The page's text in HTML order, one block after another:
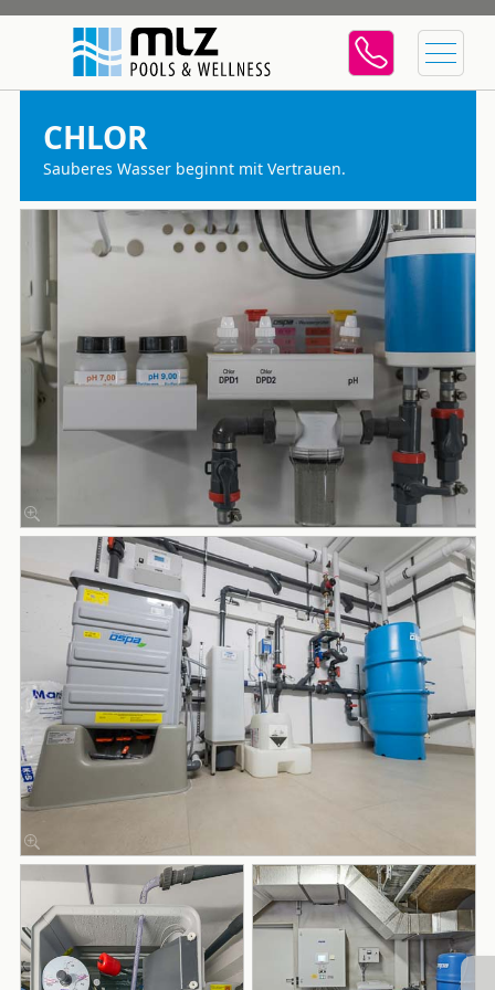
CHLOR
Sauberes Wasser beginnt mit Vertrauen.